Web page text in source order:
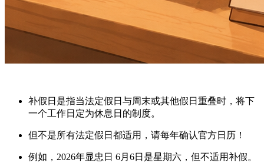
补假日 是指当法定假日与周末或其他假日重叠时，将下
一个工作日定为休息日的制度。
但不是所有法定假日都适用，请每年确认官方日历！
例如，2026年显忠日 6月6日 是星期六，但不适用补假。